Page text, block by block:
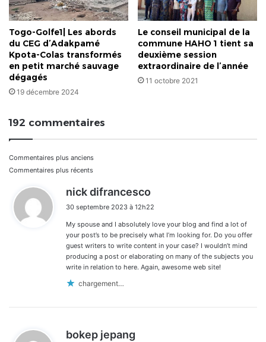
Togo-Golfe1| Les abords
du CEG d’Adakpamé
Kpota-Colas transformés
en petit marché sauvage
dégagés
19 décembre 2024
Le conseil municipal de la
commune HAHO 1 tient sa
deuxième session
extraordinaire de l’année
11 octobre 2021
192 commentaires
Navigation
dans
les
commentaires
Commentaires plus anciens
Commentaires plus récents
nick difrancesco
t
:
30 septembre 2023 à 12h22
My spouse and I absolutely love your blog and find a lot of
your post’s to be precisely what I’m looking for. Do you offer
guest writers to write content in your case? I wouldn’t mind
producing a post or elaborating on many of the subjects you
write in relation to here. Again, awesome web site!
chargement…
bokep jepang